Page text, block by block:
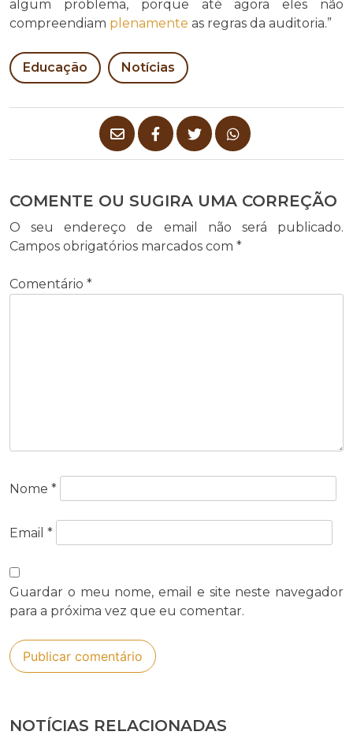
algum problema, porque até agora eles não
compreendiam plenamente as regras da auditoria.”
Educação Notícias
COMENTE OU SUGIRA UMA CORREÇÃO
O seu endereço de email não será publicado.
Campos obrigatórios marcados com *
Comentário *
Nome *
Email *
Guardar o meu nome, email e site neste navegador
para a próxima vez que eu comentar.
NOTÍCIAS RELACIONADAS